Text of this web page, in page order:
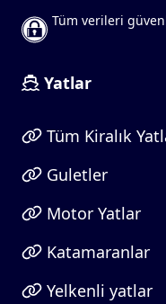
Tüm verileri
Yatlar
Tüm Kiralık
Guletler
Motor Yatlar
Katamaranlar
Yelkenli yatlar